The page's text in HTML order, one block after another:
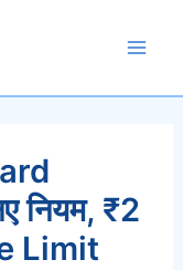
नियम, ₹2
Limit